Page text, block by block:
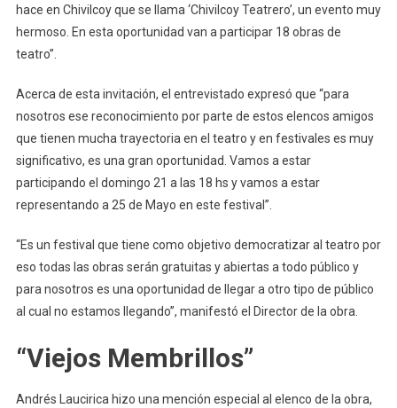
hace en Chivilcoy que se llama ‘Chivilcoy Teatrero’, un evento muy
hermoso. En esta oportunidad van a participar 18 obras de
teatro”.
Acerca de esta invitación, el entrevistado expresó que “para
nosotros ese reconocimiento por parte de estos elencos amigos
que tienen mucha trayectoria en el teatro y en festivales es muy
significativo, es una gran oportunidad. Vamos a estar
participando el domingo 21 a las 18 hs y vamos a estar
representando a 25 de Mayo en este festival”.
“Es un festival que tiene como objetivo democratizar al teatro por
eso todas las obras serán gratuitas y abiertas a todo público y
para nosotros es una oportunidad de llegar a otro tipo de público
al cual no estamos llegando”, manifestó el Director de la obra.
“Viejos Membrillos”
Andrés Laucirica hizo una mención especial al elenco de la obra,